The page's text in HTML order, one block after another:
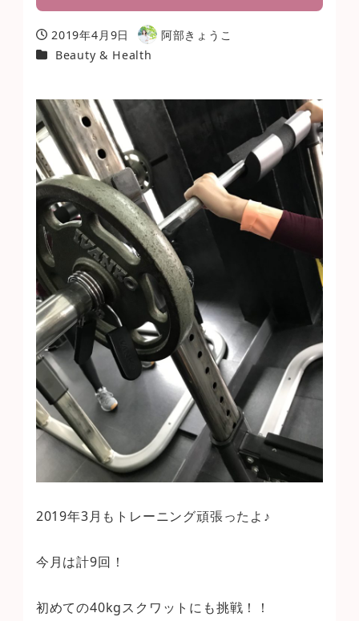
投稿日
2019年4月9日
著
者
阿部きょうこ
カテゴリー
Beauty & Health
2019年3月もトレーニング頑張ったよ♪
今月は計9回！
初めての40kgスクワットにも挑戦！！